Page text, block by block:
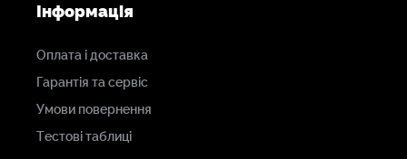
Інформація
Оплата і доставка
Гарантія та сервіс
Умови повернення
Тестові таблиці